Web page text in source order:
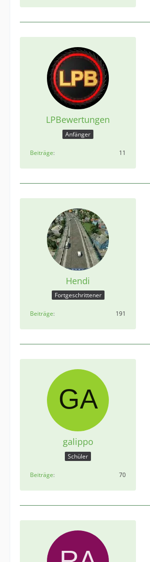
LPBewertungen
Anfänger
Beiträge 11
Hendi
Fortgeschrittener
Beiträge 191
galippo
Schüler
Beiträge 70